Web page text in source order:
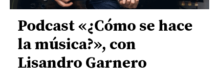
Podcast «¿Cómo se hace
la música?», con
Lisandro Garnero